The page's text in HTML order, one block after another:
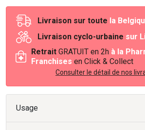
Livraison sur toute la
Livraison cyclo-urbaine sur
Retrait GRATUIT en 2h à la
Franchises en Click & Collect
Consulter le détail de nos
Usage